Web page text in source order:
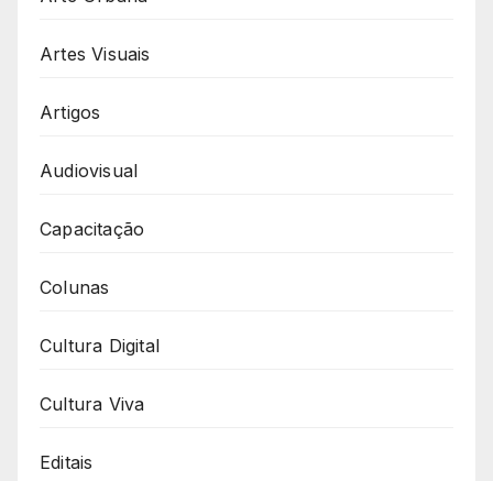
Artes Visuais
Artigos
Audiovisual
Capacitação
Colunas
Cultura Digital
Cultura Viva
Editais